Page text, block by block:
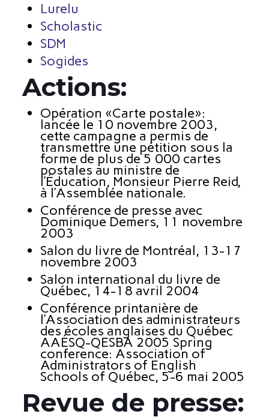
Lurelu
Scholastic
SDM
Sogides
Actions:
Opération «Carte postale»:
lancée le 10 novembre 2003,
cette campagne a permis de
transmettre une pétition sous la
forme de plus de 5 000 cartes
postales au ministre de
l’Éducation, Monsieur Pierre Reid,
à l’Assemblée nationale.
Conférence de presse avec
Dominique Demers, 11 novembre
2003
Salon du livre de Montréal, 13-17
novembre 2003
Salon international du livre de
Québec, 14-18 avril 2004
Conférence printanière de
l’Association des administrateurs
des écoles anglaises du Québec
AAÉSQ-QESBA 2005 Spring
conference: Association of
Administrators of English
Schools of Québec, 5-6 mai 2005
Revue de presse: